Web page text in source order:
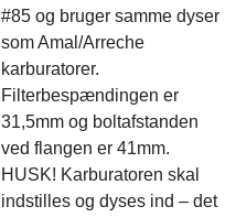
#85 og bruger samme dyser
som Amal/Arreche
karburatorer.
Filterbespændingen er
31,5mm og boltafstanden
ved flangen er 41mm.
HUSK! Karburatoren skal
indstilles og dyses ind – det